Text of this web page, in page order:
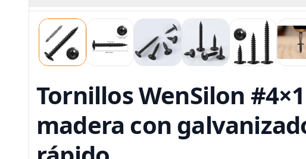
Tornillos WenSilon
madera con